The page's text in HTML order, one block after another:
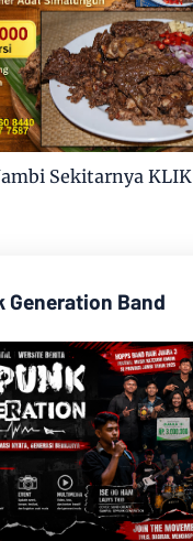
Sekitarnya KLIK
Generation Band